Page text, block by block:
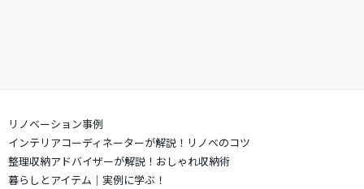
リノベーション事例
インテリアコーディネーターが解説！リノベのコツ
整理収納アドバイザーが解説！おしゃれ収納術
暮らしとアイテム｜実例に学ぶ！